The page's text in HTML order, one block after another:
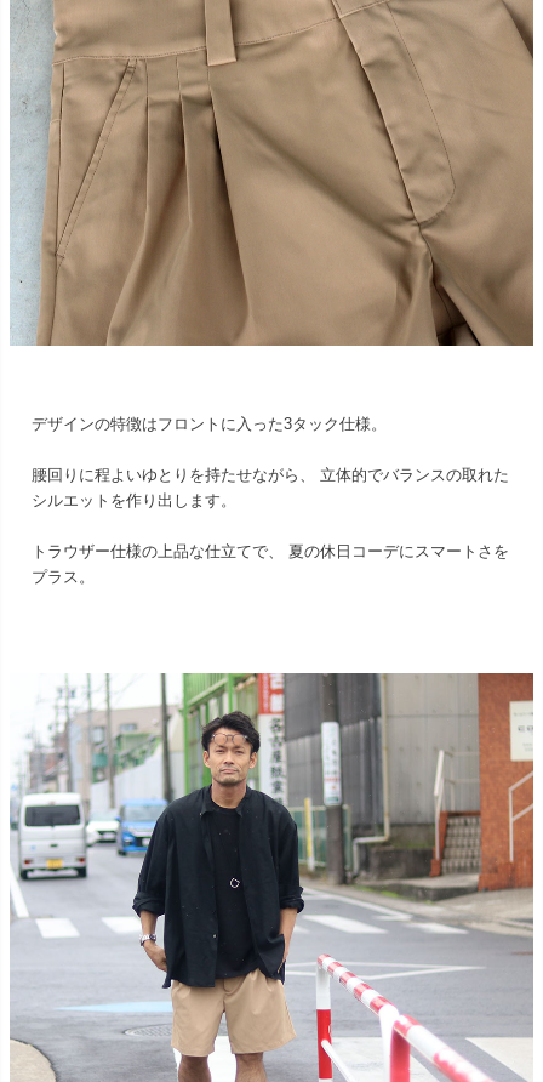
デザインの特徴はフロントに入った3タック仕様。
腰回りに程よいゆとりを持たせながら、 立体的でバランスの取れた
シルエットを作り出します。
トラウザー仕様の上品な仕立てで、 夏の休日コーデにスマートさを
プラス。